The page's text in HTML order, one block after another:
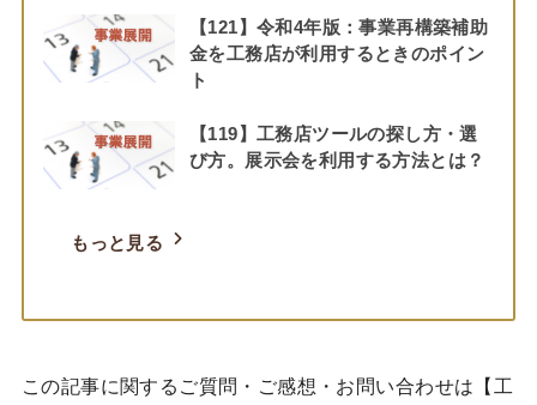
【121】令和4年版：事業再構築補助
金を工務店が利用するときのポイン
ト
【119】工務店ツールの探し方・選
び方。展示会を利用する方法とは？
もっと見る
この記事に関するご質問・ご感想・お問い合わせは【工